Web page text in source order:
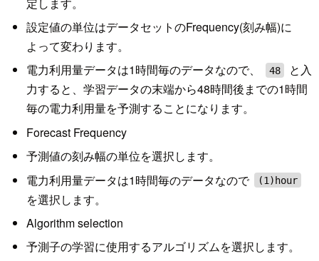
設定値の単位はデータセットのFrequency(刻み幅)に
よって変わります。
電力利用量データは1時間毎のデータなので、
48
と入
力すると、学習データの末端から48時間後までの1時間
毎の電力利用量を予測することになります。
Forecast Frequency
予測値の刻み幅の単位を選択します。
電力利用量データは1時間毎のデータなので
(1)hour
を選択します。
Algorithm selection
予測子の学習に使用するアルゴリズムを選択します。